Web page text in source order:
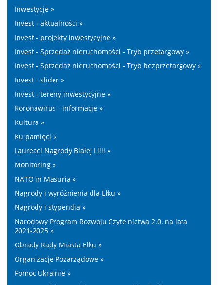
Inwestycje »
Invest - aktualności »
Invest - projekty inwestycyjne »
Invest - Sprzedaż nieruchomości - Tryb przetargowy »
Invest - Sprzedaż nieruchomości - Tryb bezprzetargowy »
Invest - slider »
Invest - tereny inwestycyjne »
Koronawirus - informacje »
Kultura »
Ku pamięci »
Laureaci Nagrody Białej Lilii »
Monitoring »
NATO in Masuria »
Nagrody i wyróżnienia dla Ełku »
Nagrody i stypendia »
Narodowy Program Rozwoju Czytelnictwa 2.0. na lata
2021-2025 »
Obrady Rady Miasta Ełku »
Organizacje Pozarządowe »
Pomoc Ukrainie »